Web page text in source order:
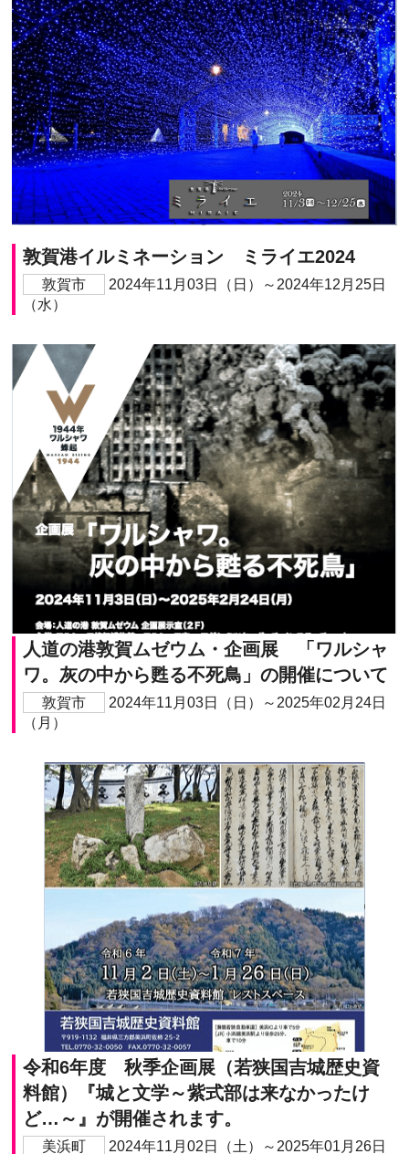
敦賀港イルミネーション ミライエ2024
敦賀市
2024年11月03日（日）～2024年12月25日
（水）
人道の港敦賀ムゼウム・企画展 「ワルシャ
ワ。灰の中から甦る不死鳥」の開催について
敦賀市
2024年11月03日（日）～2025年02月24日
（月）
令和6年度 秋季企画展（若狭国吉城歴史資
料館）『城と文学～紫式部は来なかったけ
ど…～』が開催されます。
美浜町 2024年11月02日（土）～2025年01月26日